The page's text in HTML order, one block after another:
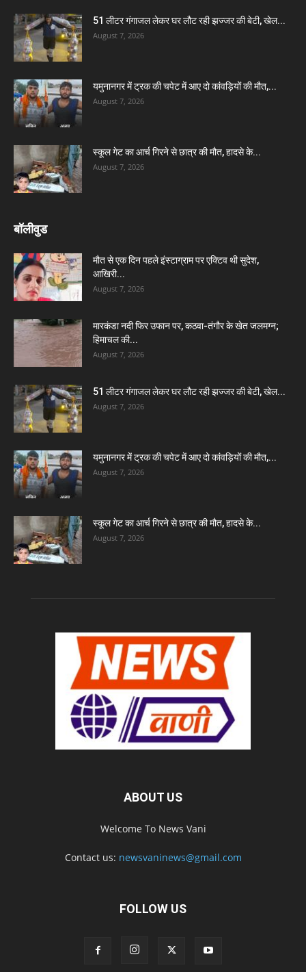
51 लीटर गंगाजल लेकर घर लौट रही झज्जर की बेटी, खेल...
August 7, 2026
यमुनानगर में ट्रक की चपेट में आए दो कांवड़ियों की मौत,...
August 7, 2026
स्कूल गेट का आर्च गिरने से छात्र की मौत, हादसे के...
August 7, 2026
बॉलीवुड
मौत से एक दिन पहले इंस्टाग्राम पर एक्टिव थी सुदेश,
आखिरी...
August 7, 2026
मारकंडा नदी फिर उफान पर, कठवा-तंगौर के खेत जलमग्न;
हिमाचल की...
August 7, 2026
51 लीटर गंगाजल लेकर घर लौट रही झज्जर की बेटी, खेल...
August 7, 2026
यमुनानगर में ट्रक की चपेट में आए दो कांवड़ियों की मौत,...
August 7, 2026
स्कूल गेट का आर्च गिरने से छात्र की मौत, हादसे के...
August 7, 2026
ABOUT US
Welcome To News Vani
Contact us: newsvaninews@gmail.com
FOLLOW US